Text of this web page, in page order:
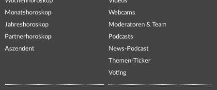
Monatshoroskop
Jahreshoroskop
Partnerhoroskop
Aszendent
Webcams
Moderatoren & Team
Podcasts
News-Podcast
Themen-Ticker
Voting